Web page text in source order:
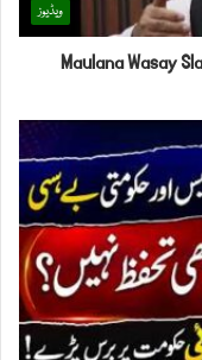
ویڈیوز
Maulana Wasay